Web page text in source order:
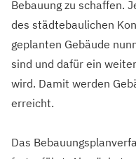
Bebauung zu schaffen.
des städtebaulichen
geplanten Gebäude
sind und dafür ein
wird. Damit werden
erreicht.
Das